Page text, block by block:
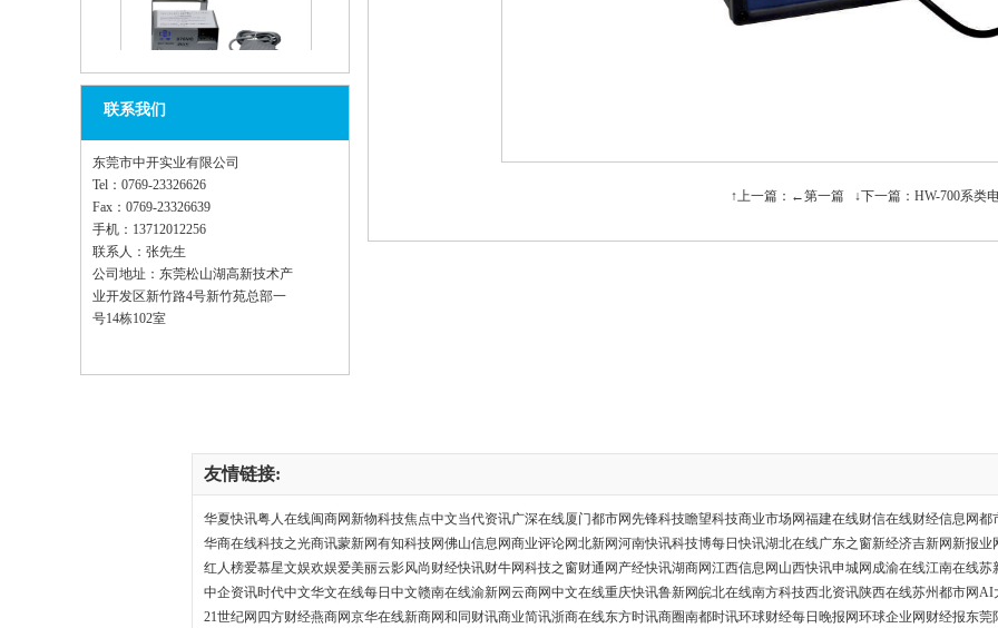
HW-375VC自动剖锡机
HW-376D+自动送锡焊锡机
HW-B331R五轴焊锡机
联系我们
东莞市中开实业有限公司
Tel：0769-23326626
Fax：0769-23326639
手机：13712012256
联系人：张先生
公司地址：东莞松山湖高新技术产
业开发区新竹路4号新竹苑总部一
号14栋102室
↑上一篇： ←第一篇 ↓下一篇： HW-700系类
友情链接:
华夏快讯粤人在线闽商网新物科技焦点中文当代资讯广深在线厦门都市网 先锋科技瞻望科技商业市场网福建在线财信在线财经信息网都
华商在线科技之光商讯蒙新网有知科技网佛山信息网商业评论网北新网河南快讯科技博每日快讯湖北在线广东之窗新经济吉新网新报业
红人榜爱慕星文娱欢娱爱美丽云影风尚财经快讯财牛网科技之窗财通网 产经快讯湖商网江西信息网 山西快讯申城网 成渝在线江南在线苏
中企资讯时代中文华文在线每日中文赣南在线渝新网云商网中文在线重庆快讯鲁新网皖北在线南方科技西北资讯陕西在线苏州都市网AI
21世纪网 四方财经燕商网京华在线新商网和同财讯商业简讯浙商在线东方时讯商圈南都时讯环球财经每日晚报网环球企业网 财经报东莞